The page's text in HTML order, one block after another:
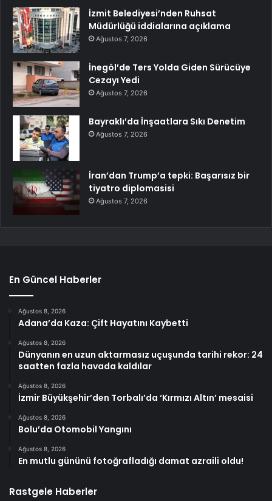
İzmit Belediyesi’nden Ruhsat
Müdürlüğü iddialarına açıklama
Ağustos 7, 2026
İnegöl’de Ters Yolda Giden Sürücüye
Cezayı Yedi
Ağustos 7, 2026
Bayraklı’da İnşaatlara Sıkı Denetim
Ağustos 7, 2026
İran’dan Trump’a tepki: Başarısız bir
tiyatro diplomasisi
Ağustos 7, 2026
En Güncel Haberler
Ağustos 8, 2026
Adana’da Kaza: Çift Hayatını Kaybetti
Ağustos 8, 2026
Dünyanın en uzun aktarmasız uçuşunda tarihi rekor: 24
saatten fazla havada kaldılar
Ağustos 8, 2026
İzmir Büyükşehir’den Torbalı’da ‘Kırmızı Altın’ mesaisi
Ağustos 8, 2026
Bolu’da Otomobil Yangını
Ağustos 8, 2026
En mutlu gününü fotoğrafladığı damat azraili oldu!
Rastgele Haberler